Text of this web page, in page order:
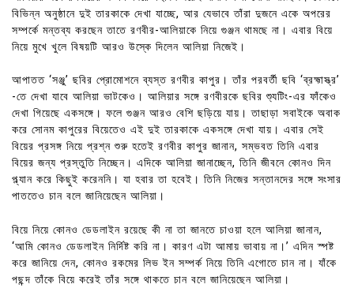
বিভিন্ন অনুষ্ঠানে দুই তারকাকে দেখা যাচ্ছে, আর যেভাবে তাঁরা দুজনে একে অপরের
সম্পর্কে মন্তব্য করছেন তাতে রণবীর-আলিয়াকে নিয়ে গুঞ্জন থামছে না। এবার বিয়ে
নিয়ে মুখে খুলে বিষয়টি আরও উস্কে দিলেন আলিয়া নিজেই।
আপাতত ‘সঞ্জু’ ছবির প্রোমোশনে ব্যস্ত রণবীর কাপুর। তাঁর পরবর্তী ছবি ‘ব্রহ্মাস্ত্র’
-তে দেখা যাবে আলিয়া ভাটকেও। আলিয়ার সঙ্গে রণবীরকে ছবির শ্যুটিং-এর ফাঁকেও
দেখা গিয়েছে একসঙ্গে। ফলে গুঞ্জন আরও বেশি ছড়িয়ে যায়। তাছাড়া সবাইকে অবাক
করে সোনম কাপুরের বিয়েতেও এই দুই তারকাকে একসঙ্গে দেখা যায়। এবার সেই
বিয়ের প্রসঙ্গ নিয়ে প্রশ্ন শুরু হতেই রণবীর কাপুর জানান, সম্ভবত তিনি এবার
বিয়ের জন্য প্রস্তুতি নিচ্ছেন। এদিকে আলিয়া জানাচ্ছেন, তিনি জীবনে কোনও দিন
প্ল্যান করে কিছুই করেননি। যা হবার তা হবেই। তিনি নিজের সন্তানদের সঙ্গে সংসার
পাততেও চান বলে জানিয়েছেন আলিয়া।
বিয়ে নিয়ে কোনও ডেডলাইন রয়েছে কী না তা জানতে চাওয়া হলে আলিয়া জানান,
‘আমি কোনও ডেডলাইন নির্দিষ্ট করি না। কারণ এটা আমায় ভাবায় না।’ এদিন স্পষ্ট
করে জানিয়ে দেন, কোনও রকমের লিভ ইন সম্পর্ক নিয়ে তিনি এগোতে চান না। যাঁকে
পছন্দ তাঁকে বিয়ে করেই তাঁর সঙ্গে থাকতে চান বলে জানিয়েছেন আলিয়া।